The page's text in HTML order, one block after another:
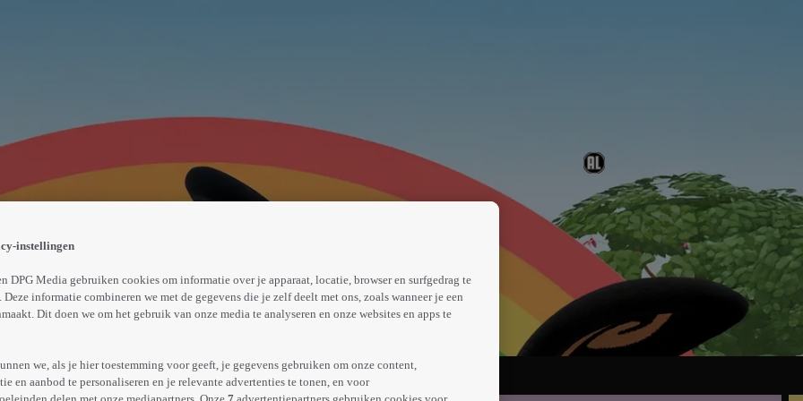
instellingen
DPG Media gebruiken cookies om informatie over je apparaat, locatie, browser en surfgedrag te
Deze informatie combineren we met de gegevens die je zelf deelt met ons, zoals wanneer je een
Dit doen we om het gebruik van onze media te analyseren en onze websites en apps te
we, als je hier toestemming voor geeft, je gegevens gebruiken om onze content,
en aanbod te personaliseren en je relevante advertenties te tonen, en voor